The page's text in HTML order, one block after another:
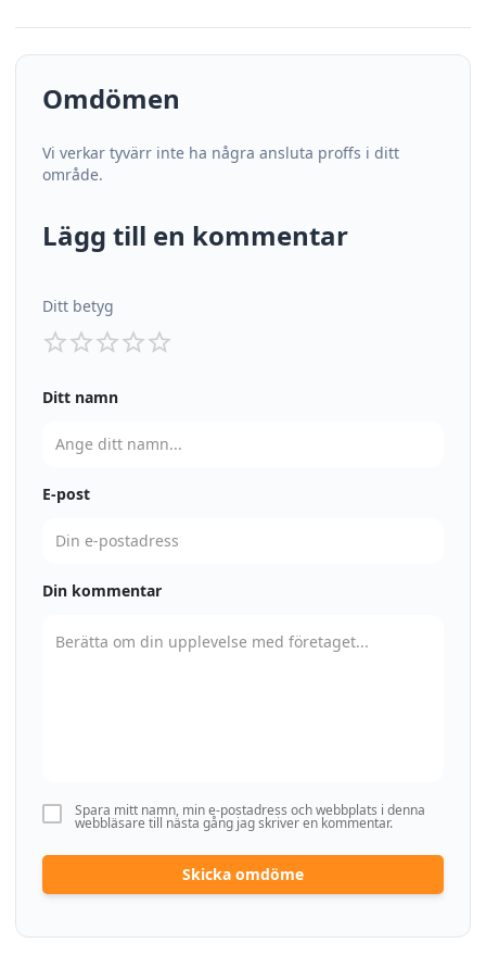
Omdömen
Vi verkar tyvärr inte ha några ansluta proffs i ditt
område.
Lägg till en kommentar
Ditt betyg
Ditt namn
E-post
Din kommentar
Spara mitt namn, min e-postadress och webbplats i denna
webbläsare till nästa gång jag skriver en kommentar.
Skicka omdöme